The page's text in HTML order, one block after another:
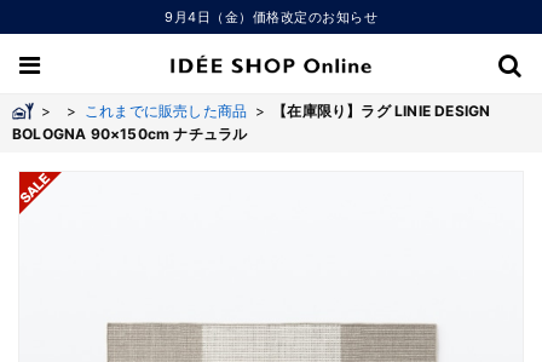
9月4日（金）価格改定のお知らせ
> > これまでに販売した商品 >
【在庫限り】ラグ LINIE DESIGN
BOLOGNA 90×150cm ナチュラル